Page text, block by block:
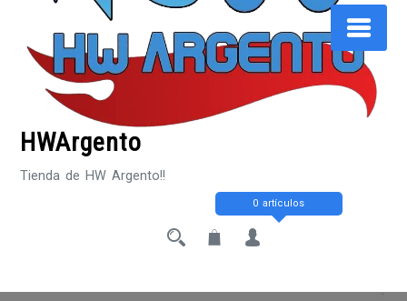
HWArgento
Tienda de HW Argento!!
0 artículos